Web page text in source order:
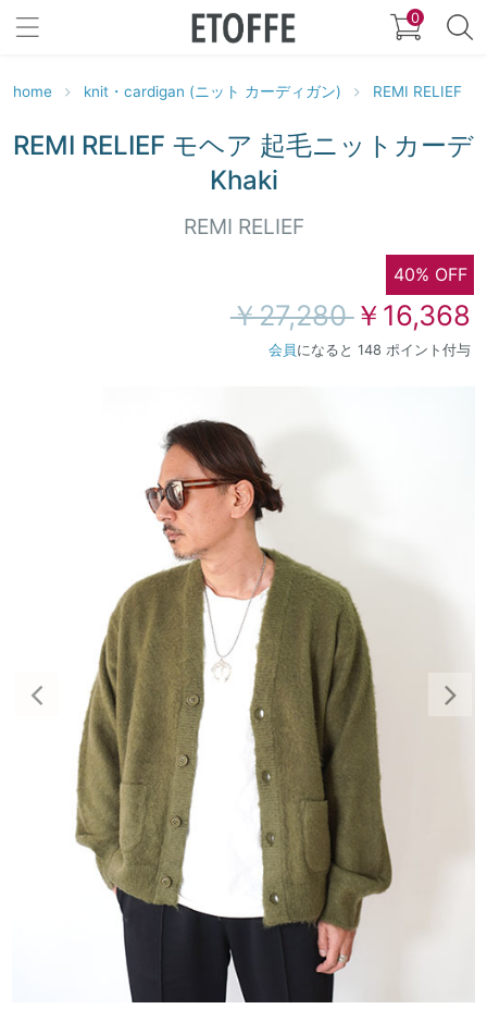
0
home knit・cardigan (ニット カーディガン) REMI RELIEF
REMI RELIEF モヘア 起毛ニットカーデ
Khaki
REMI RELIEF
40% OFF
￥27,280￥16,368
会員 になると 148 ポイント付与
Previous Next